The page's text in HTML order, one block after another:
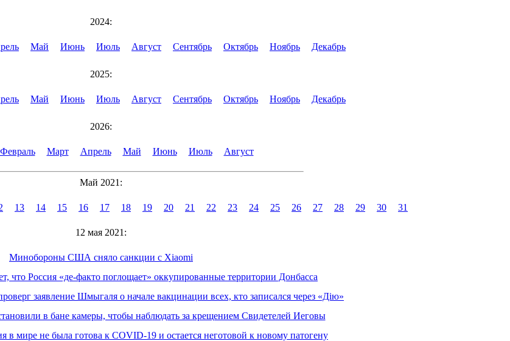
2024:
Май Июнь Июль Август Сентябрь Октябрь Ноябрь Декабрь
2025:
Май Июнь Июль Август Сентябрь Октябрь Ноябрь Декабрь
2026:
Февраль Март Апрель Май Июнь Июль Август
Май 2021:
13 14 15 16 17 18 19 20 21 22 23 24 25 26 27 28 29 30 31
12 мая 2021:
Минобороны США сняло санкции с Xiaomi
что Россия «де-факто поглощает» оккупированные территории Донбасса
заявление Шмыгаля о начале вакцинации всех, кто записался через «Дію»
в бане камеры, чтобы наблюдать за крещением Свидетелей Иеговы
в мире не была готова к COVID-19 и остается неготовой к новому патогену